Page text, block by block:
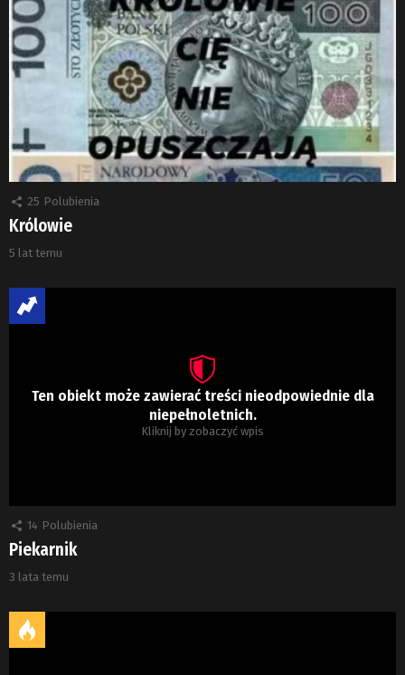
25 Polubienia
Królowie
5 lat temu
Ten obiekt może zawierać treści nieodpowiednie dla
niepełnoletnich.
Kliknij by zobaczyć wpis
14 Polubienia
Piekarnik
3 lata temu